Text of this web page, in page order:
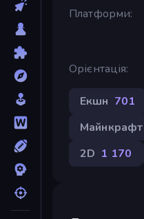
Платформи
Орієнтація
Екшн 701
Майнкрафт
2D 1 170